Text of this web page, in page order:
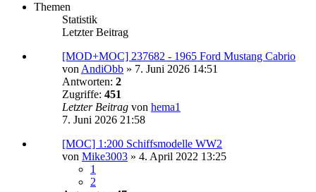
Themen
Statistik
Letzter Beitrag
[MOD+MOC] 237682 - 1965 Ford Mustang Cabrio
von AndiObb » 7. Juni 2026 14:51
Antworten: 2
Zugriffe: 451
Letzter Beitrag von hema1
7. Juni 2026 21:58
[MOC] 1:200 Schiffsmodelle WW2
von Mike3003 » 4. April 2022 13:25
1
2